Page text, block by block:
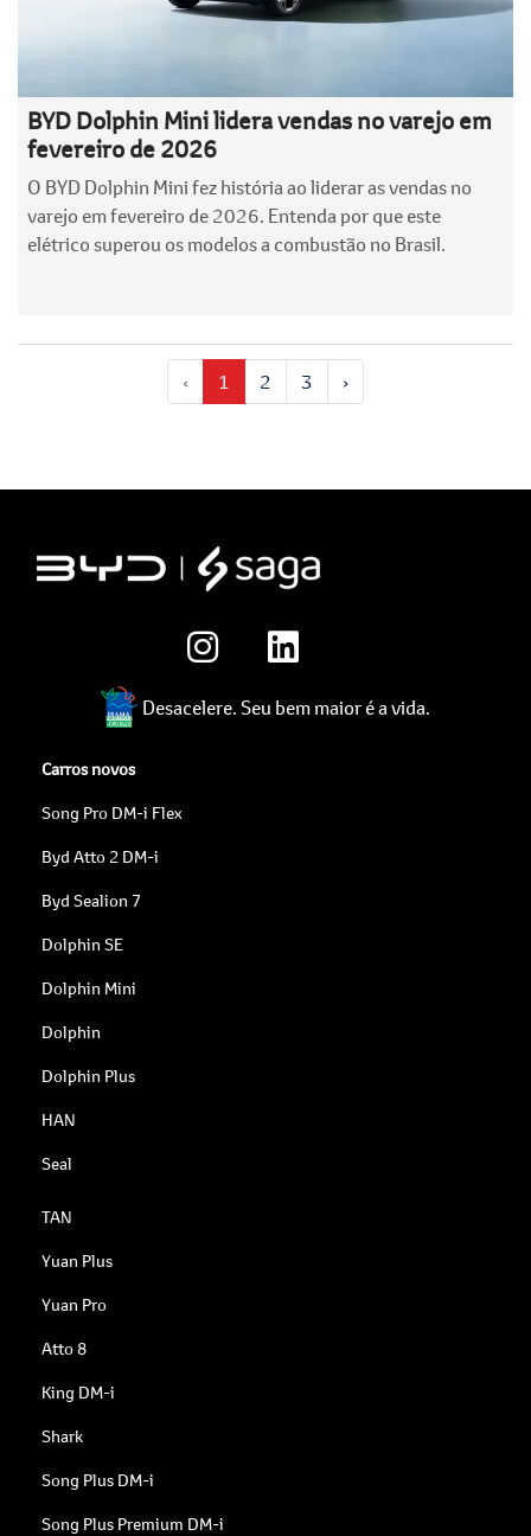
BYD Dolphin Mini lidera vendas no varejo em
fevereiro de 2026
O BYD Dolphin Mini fez história ao liderar as vendas no
varejo em fevereiro de 2026. Entenda por que este
elétrico superou os modelos a combustão no Brasil.
‹ 1 2 3 ›
Desacelere. Seu bem maior é a vida.
Carros novos
Song Pro DM-i Flex
Byd Atto 2 DM-i
Byd Sealion 7
Dolphin SE
Dolphin Mini
Dolphin
Dolphin Plus
HAN
Seal
TAN
Yuan Plus
Yuan Pro
Atto 8
King DM-i
Shark
Song Plus DM-i
Song Plus Premium DM-i